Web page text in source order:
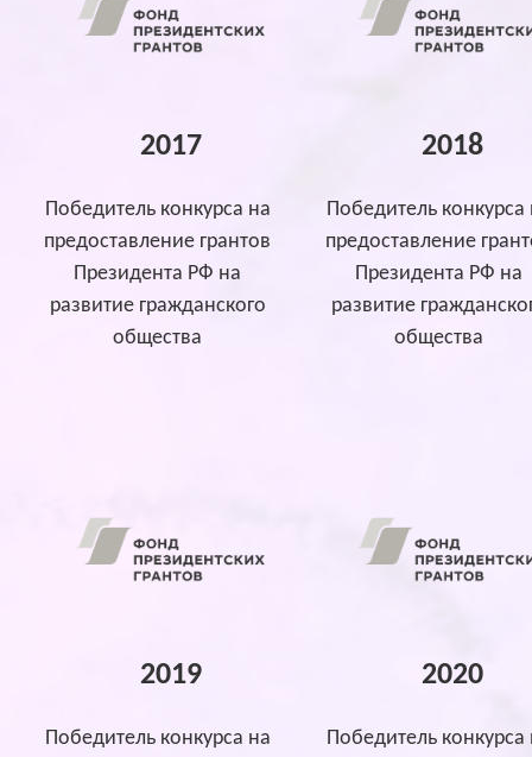
2017 2018
Победитель конкурса на
предоставление грантов
Президента РФ на
развитие гражданского
общества
Победитель конкурса
предоставление
Президента РФ на
развитие
общества
2019 2020
Победитель конкурса на
Победитель конкурса